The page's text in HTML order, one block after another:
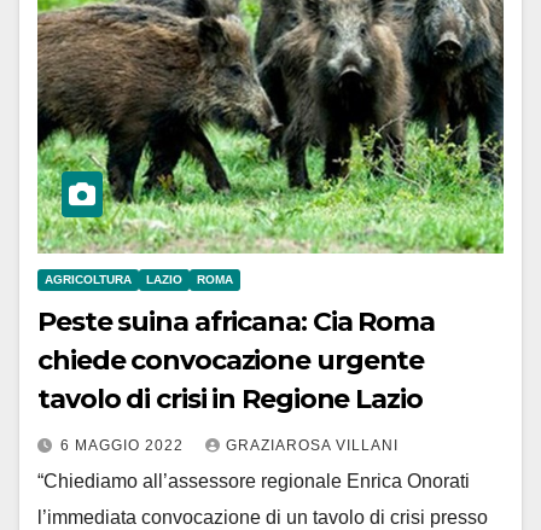
AGRICOLTURA LAZIO ROMA
Peste suina africana: Cia Roma
chiede convocazione urgente
tavolo di crisi in Regione Lazio
6 MAGGIO 2022 GRAZIAROSA VILLANI
“Chiediamo all’assessore regionale Enrica Onorati
l’immediata convocazione di un tavolo di crisi presso